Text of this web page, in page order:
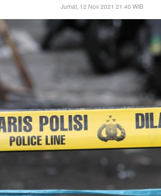
Jumat, 12 Nov 2021 21:40 WIB